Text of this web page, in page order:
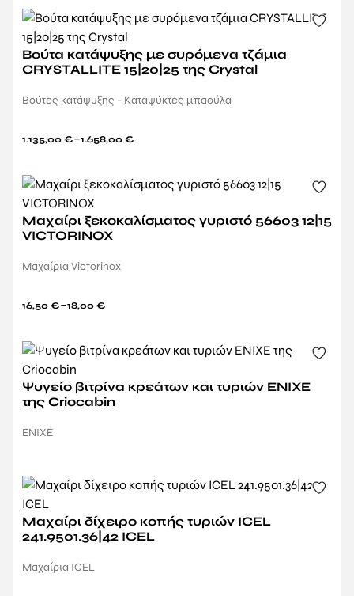
Βούτα κατάψυξης με συρόμενα τζάμια
CRYSTALLITE 15|20|25 της Crystal
Βούτες κατάψυξης - Καταψύκτες μπαούλα
1.135,00 €–1.658,00 €
Μαχαίρι ξεκοκαλίσματος γυριστό 56603 12|15
VICTORINOX
Μαχαίρια Victorinox
16,50 €–18,00 €
Ψυγείο βιτρίνα κρεάτων και τυριών ENIXE
της Criocabin
ENIXE
Μαχαίρι δίχειρο κοπής τυριών ICEL
241.9501.36|42 ICEL
Μαχαίρια ICEL